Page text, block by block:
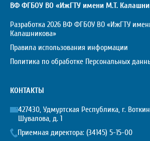
ВФ ФГБОУ ВО «ИжГТУ имени М.Т.
Разработка 2026 ВФ ФГБОУ ВО «ИжГТУ
Калашникова»
Правила использования информации
Политика по обработке Персональных
КОНТАКТЫ
427430, Удмуртская Республика, г.
Шувалова, д. 1
Приемная директора: (34145) 5-15-00